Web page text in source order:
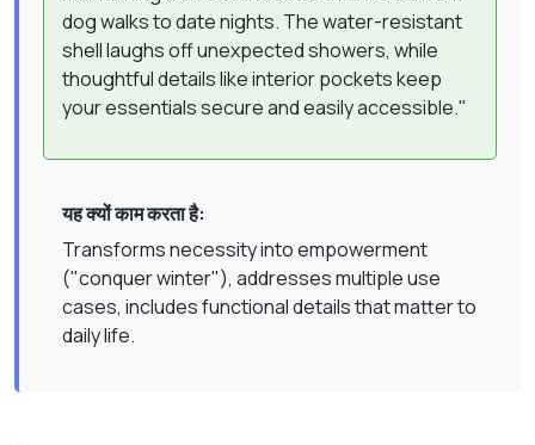
dog walks to date nights. The water-resistant
shell laughs off unexpected showers, while
thoughtful details like interior pockets keep
your essentials secure and easily accessible."
यह क्यों काम करता है:
Transforms necessity into empowerment
("conquer winter"), addresses multiple use
cases, includes functional details that matter to
daily life.